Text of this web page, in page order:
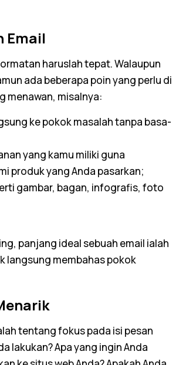
Email
haruslah tepat. Walaupun
ada beberapa poin yang perlu di
menawan, misalnya:
ke pokok masalah tanpa basa-
yang kamu miliki guna
produk yang Anda pasarkan;
gambar, bagan, infografis, foto
, panjang ideal sebuah email ialah
langsung membahas pokok
tentang fokus pada isi pesan
lakukan? Apa yang ingin Anda